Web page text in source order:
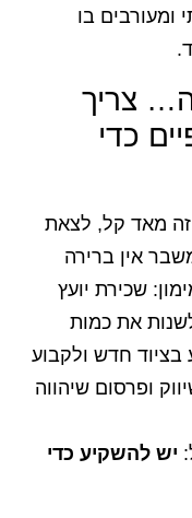
בו
צריך
כדי
מאד קל, לצאת
אין ברירה
שכירת יועץ
את כמות
בציוד חדש ולקבוע
ופרסום שיהווה
יש להשקיע כדי